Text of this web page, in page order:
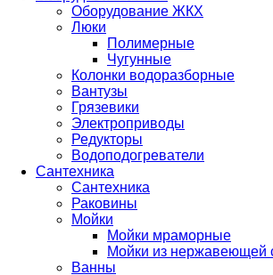
Оборудование ЖКХ
Люки
Полимерные
Чугунные
Колонки водоразборные
Вантузы
Грязевики
Электроприводы
Редукторы
Водоподогреватели
Сантехника
Сантехника
Раковины
Мойки
Мойки мраморные
Мойки из нержавеющей
Ванны